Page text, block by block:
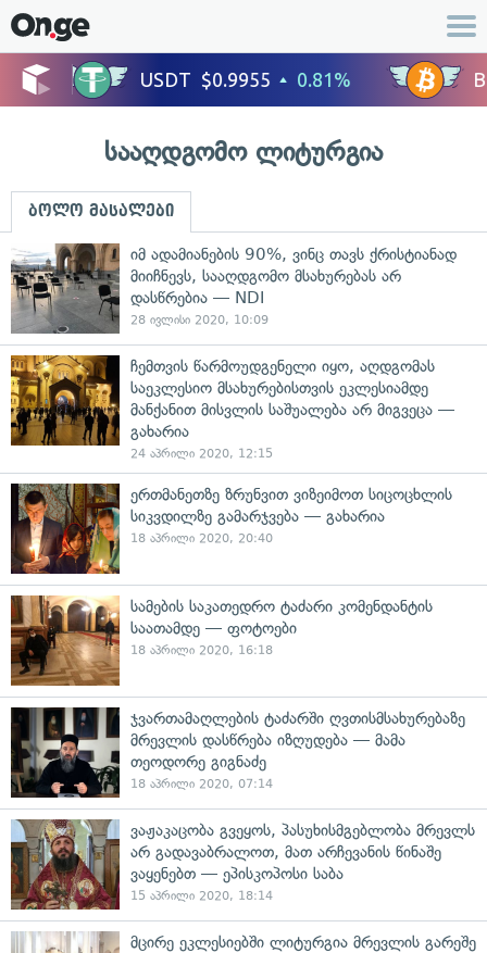
სააღდგომო ლიტურგია
ბოლო მასალები
იმ ადამიანების 90%, ვინც თავს ქრისტიანად
მიიჩნევს, სააღდგომო მსახურებას არ
დასწრებია — NDI
28 ივლისი 2020, 10:09
ჩემთვის წარმოუდგენელი იყო, აღდგომას
საეკლესიო მსახურებისთვის ეკლესიამდე
მანქანით მისვლის საშუალება არ მიგვეცა —
გახარია
24 აპრილი 2020, 12:15
ერთმანეთზე ზრუნვით ვიზეიმოთ სიცოცხლის
სიკვდილზე გამარჯვება — გახარია
18 აპრილი 2020, 20:40
სამების საკათედრო ტაძარი კომენდანტის
საათამდე — ფოტოები
18 აპრილი 2020, 16:18
ჯვართამაღლების ტაძარში ღვთისმსახურებაზე
მრევლის დასწრება იზღუდება — მამა
თეოდორე გიგნაძე
18 აპრილი 2020, 07:14
ვაჟაკაცობა გვეყოს, პასუხისმგებლობა მრევლს
არ გადავაბრალოთ, მათ არჩევანის წინაშე
ვაყენებთ — ეპისკოპოსი საბა
15 აპრილი 2020, 18:14
მცირე ეკლესიებში ლიტურგია მრევლის გარეშე